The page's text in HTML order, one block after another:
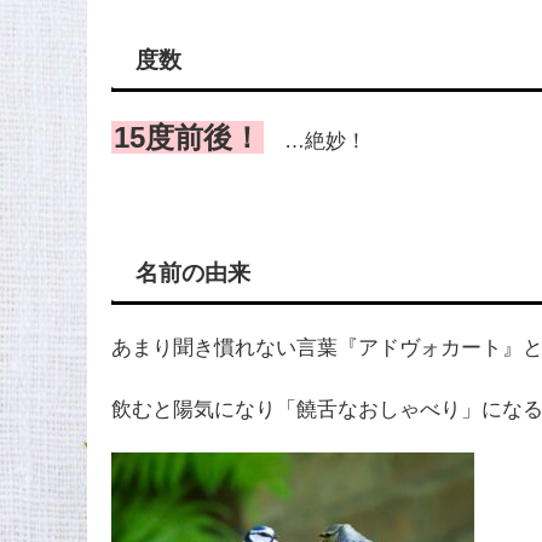
度数
15度前後！ …絶妙！
名前の由来
あまり聞き慣れない言葉『アドヴォカート』
飲むと陽気になり「饒舌なおしゃべり」にな